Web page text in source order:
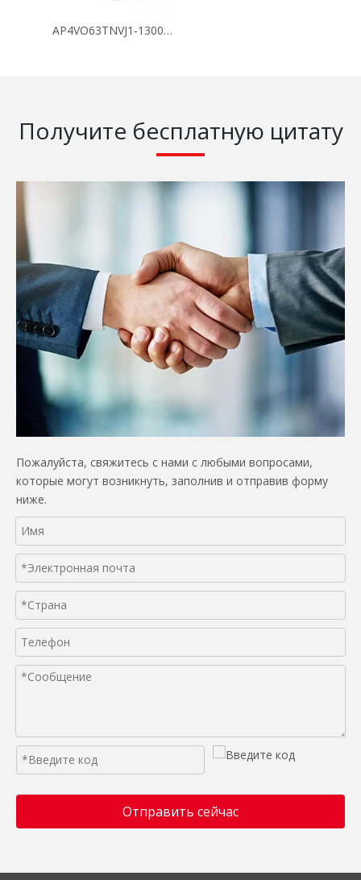
AP4VO63TNVJ1-130096
Получите бесплатную цитату
Пожалуйста, свяжитесь с нами с любыми вопросами,
которые могут возникнуть, заполнив и отправив форму
ниже.
Отправить сейчас